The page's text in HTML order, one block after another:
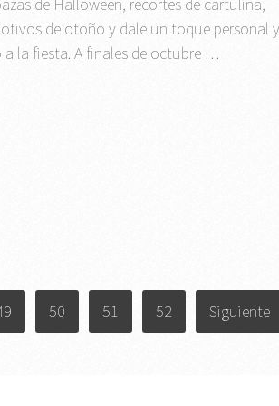
de otoño y dale un toque personal
la fiesta. A finales de octubre …
50 51 52 Siguiente